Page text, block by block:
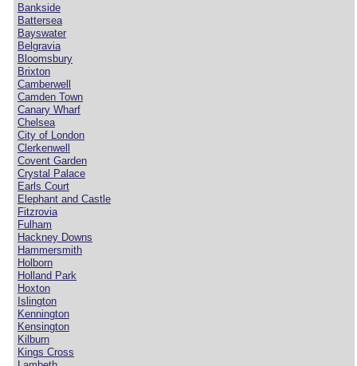
Bankside
Battersea
Bayswater
Belgravia
Bloomsbury
Brixton
Camberwell
Camden Town
Canary Wharf
Chelsea
City of London
Clerkenwell
Covent Garden
Crystal Palace
Earls Court
Elephant and Castle
Fitzrovia
Fulham
Hackney Downs
Hammersmith
Holborn
Holland Park
Hoxton
Islington
Kennington
Kensington
Kilburn
Kings Cross